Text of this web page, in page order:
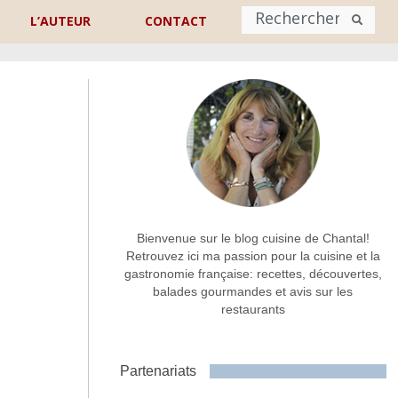
L’AUTEUR CONTACT
Nom
Commentaire ou message *
Bienvenue sur le blog cuisine de Chantal!
Retrouvez ici ma passion pour la cuisine et la
gastronomie française: recettes, découvertes,
balades gourmandes et avis sur les
restaurants
Partenariats